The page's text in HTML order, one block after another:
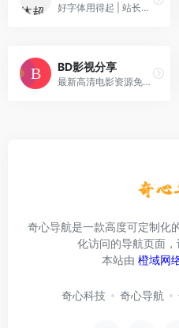
好字体用得起 | 站长之家旗下网站！
BD影视分享
最新高清电影资源免费下载
奇心导航是一款高度可定制化
化访问的导航页面，
本站由 橙域网
奇心科技 奇心导航